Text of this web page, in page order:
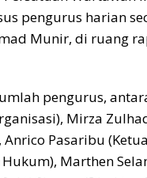
pengurus harian
Munir, di ruang
pengurus,
Mirza
Pasaribu
Marthen